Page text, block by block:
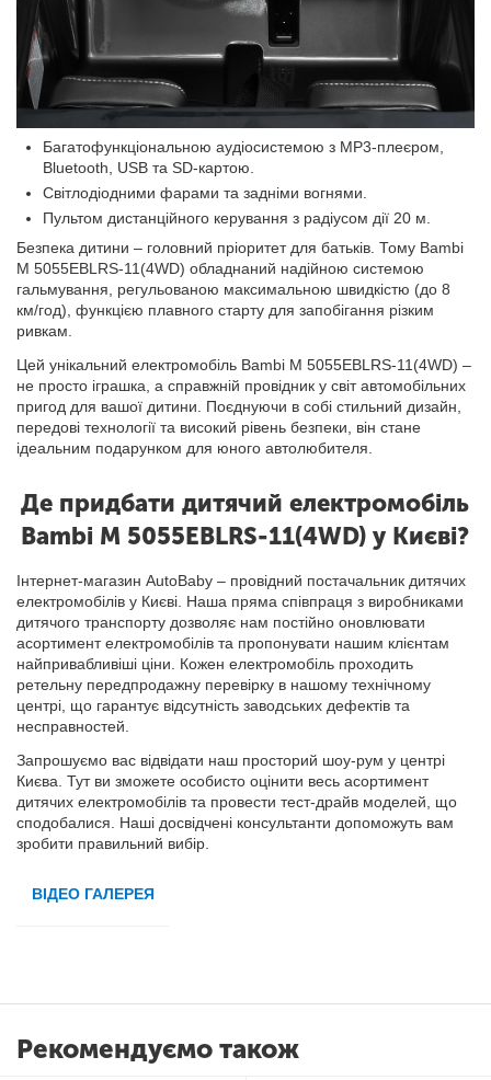
Багатофункціональною аудіосистемою з MP3-плеєром,
Bluetooth, USB та SD-картою.
Світлодіодними фарами та задніми вогнями.
Пультом дистанційного керування з радіусом дії 20 м.
Безпека дитини – головний пріоритет для батьків. Тому Bambi
M 5055EBLRS-11(4WD) обладнаний надійною системою
гальмування, регульованою максимальною швидкістю (до 8
км/год), функцією плавного старту для запобігання різким
ривкам.
Цей унікальний електромобіль Bambi M 5055EBLRS-11(4WD) –
не просто іграшка, а справжній провідник у світ автомобільних
пригод для вашої дитини. Поєднуючи в собі стильний дизайн,
передові технології та високий рівень безпеки, він стане
ідеальним подарунком для юного автолюбителя.
Де придбати дитячий електромобіль
Bambi M 5055EBLRS-11(4WD) у Києві?
Інтернет-магазин AutoBaby – провідний постачальник дитячих
електромобілів у Києві. Наша пряма співпраця з виробниками
дитячого транспорту дозволяє нам постійно оновлювати
асортимент електромобілів та пропонувати нашим клієнтам
найпривабливіші ціни. Кожен електромобіль проходить
ретельну передпродажну перевірку в нашому технічному
центрі, що гарантує відсутність заводських дефектів та
несправностей.
Запрошуємо вас відвідати наш просторий шоу-рум у центрі
Києва. Тут ви зможете особисто оцінити весь асортимент
дитячих електромобілів та провести тест-драйв моделей, що
сподобалися. Наші досвідчені консультанти допоможуть вам
зробити правильний вибір.
ВІДЕО ГАЛЕРЕЯ
Рекомендуємо також